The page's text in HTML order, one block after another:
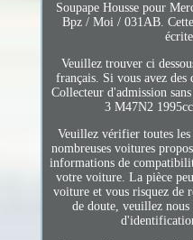
Soupape Housse pour
Bpz / Moi / 031AB.
Veuillez trouver ci
français. Si vous avez des
Collecteur d'admission
3 M47N2
Veuillez vérifier toutes
nombreuses voitures
informations de
votre voiture. La pièce
voiture et vous risquez de
de doute, veuillez